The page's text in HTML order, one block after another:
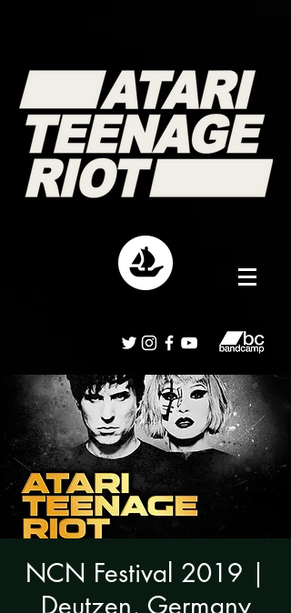
NCN Festival 2019 |
Deutzen, Germany